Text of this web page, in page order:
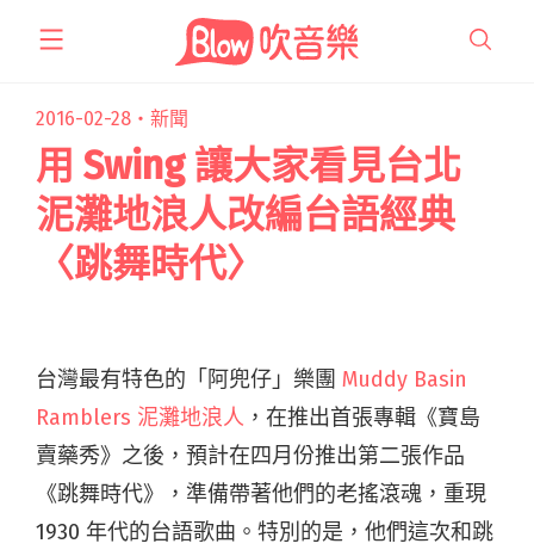
2016-02-28・ 新聞
用 Swing 讓大家看見台北
泥灘地浪人改編台語經典
〈跳舞時代〉
台灣最有特色的「阿兜仔」樂團 Muddy Basin
Ramblers 泥灘地浪人 ，在推出首張專輯《寶島
賣藥秀》之後，預計在四月份推出第二張作品
《跳舞時代》，準備帶著他們的老搖滾魂，重現
1930 年代的台語歌曲。特別的是，他們這次和跳